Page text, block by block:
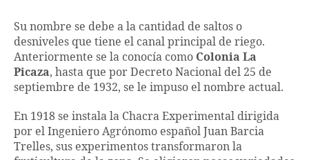
Su nombre se debe a la cantidad de saltos o
desniveles que tiene el canal principal de riego.
Anteriormente se la conocía como Colonia La
Picaza, hasta que por Decreto Nacional del 25 de
septiembre de 1932, se le impuso el nombre actual.
En 1918 se instala la Chacra Experimental dirigida
por el Ingeniero Agrónomo español Juan Barcia
Trelles, sus experimentos transformaron la